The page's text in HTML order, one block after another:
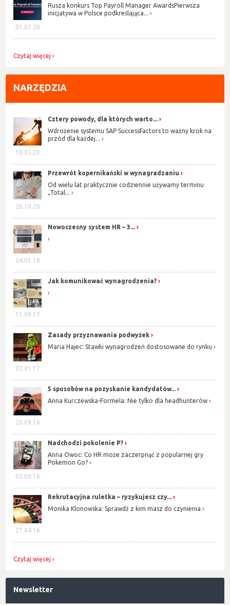
01.03.20
Rusza konkurs Top Payroll Manager AwardsPierwsza
inicjatywa w Polsce podkreślająca...
Czytaj więcej
NARZĘDZIA
10.05.23
Cztery powody, dla których warto...
Wdrożenie systemu SAP SuccessFactors to ważny krok na
przód dla każdej...
26.10.20
Przewrót kopernikański w wynagradzaniu
Od wielu lat praktycznie codziennie używamy terminu
„Total...
24.01.18
Nowoczesny system HR – 3...
11.09.17
Jak komunikować wynagrodzenia?
02.01.17
Zasady przyznawania podwyżek
Maria Hajec: Stawki wynagrodzeń dostosowane do rynku
20.09.16
5 sposobów na pozyskanie kandydatów...
Anna Kurczewska-Formela: Nie tylko dla headhunterów
02.09.16
Nadchodzi pokolenie P?
Anna Owoc: Co HR może zaczerpnąć z popularnej gry
Pokemon Go?
27.04.16
Rekrutacyjna ruletka – ryzykujesz czy...
Monika Klonowska: Sprawdź z kim masz do czynienia
Czytaj więcej
Newsletter